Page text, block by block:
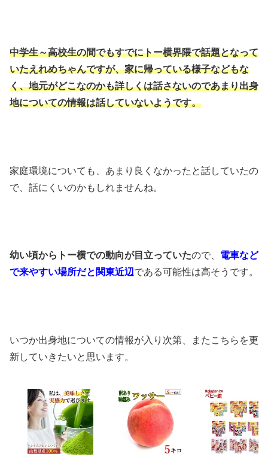
中学生～高校生の間でもすでにトー横界隈で話題となって
いたえれめちゃんですが、家に帰っている様子などもな
く、地元がどこなのかも詳しくは話さないのであまり出身
地についての情報は話していないようです。
家庭環境についても、あまり良くなかったと話していたの
で、 話にくいのかもしれませんね。
幼い頃からトー横での動向が目立っていたので、 電車など
で来やすい場所だと関東近辺である可能性は高そうです。
いつか出身地についての情報が入り次第、
またこちらを更
新していきたいと思います。